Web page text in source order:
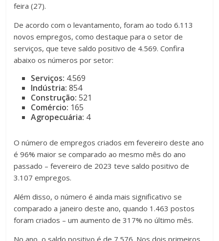
feira (27).
De acordo com o levantamento, foram ao todo 6.113
novos empregos, como destaque para o setor de
serviços, que teve saldo positivo de 4.569. Confira
abaixo os números por setor:
Serviços: 4.569
Indústria: 854
Construção: 521
Comércio: 165
Agropecuária: 4
O número de empregos criados em fevereiro deste ano
é 96% maior se comparado ao mesmo mês do ano
passado – fevereiro de 2023 teve saldo positivo de
3.107 empregos.
Além disso, o número é ainda mais significativo se
comparado a janeiro deste ano, quando 1.463 postos
foram criados – um aumento de 317% no último mês.